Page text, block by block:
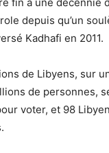
depuis qu’un
Kadhafi en 2011.
de Libyens, sur
de personnes,
voter, et 98